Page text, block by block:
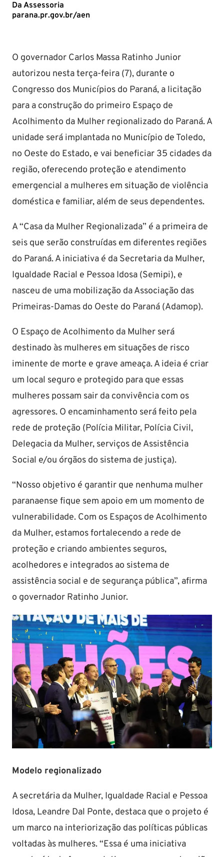
Da Assessoria
parana.pr.gov.br/aen
O governador Carlos Massa Ratinho Junior
autorizou nesta terça-feira (7), durante o
Congresso dos Municípios do Paraná, a licitação
para a construção do primeiro Espaço de
Acolhimento da Mulher regionalizado do Paraná. A
unidade será implantada no Município de Toledo,
no Oeste do Estado, e vai beneficiar 35 cidades da
região, oferecendo proteção e atendimento
emergencial a mulheres em situação de violência
doméstica e familiar, além de seus dependentes.
A “Casa da Mulher Regionalizada” é a primeira de
seis que serão construídas em diferentes regiões
do Paraná. A iniciativa é da Secretaria da Mulher,
Igualdade Racial e Pessoa Idosa (Semipi), e
nasceu de uma mobilização da Associação das
Primeiras-Damas do Oeste do Paraná (Adamop).
O Espaço de Acolhimento da Mulher será
destinado às mulheres em situações de risco
iminente de morte e grave ameaça. A ideia é criar
um local seguro e protegido para que essas
mulheres possam sair da convivência com os
agressores. O encaminhamento será feito pela
rede de proteção (Polícia Militar, Polícia Civil,
Delegacia da Mulher, serviços de Assistência
Social e/ou órgãos do sistema de justiça).
“Nosso objetivo é garantir que nenhuma mulher
paranaense fique sem apoio em um momento de
vulnerabilidade. Com os Espaços de Acolhimento
da Mulher, estamos fortalecendo a rede de
proteção e criando ambientes seguros,
acolhedores e integrados ao sistema de
assistência social e de segurança pública”, afirma
o governador Ratinho Junior.
Modelo regionalizado
A secretária da Mulher, Igualdade Racial e Pessoa
Idosa, Leandre Dal Ponte, destaca que o projeto é
um marco na interiorização das políticas públicas
voltadas às mulheres. “Essa é uma iniciativa